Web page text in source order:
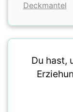
Deckmantel
Du hast,